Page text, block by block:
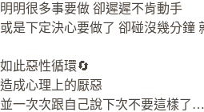
明明很多事要做 卻遲遲不肯動手
或是下定決心要做了 卻碰沒幾分鐘
如此惡性循環🔄
造成心理上的厭惡
並一次次跟自己說下次不要這樣了…